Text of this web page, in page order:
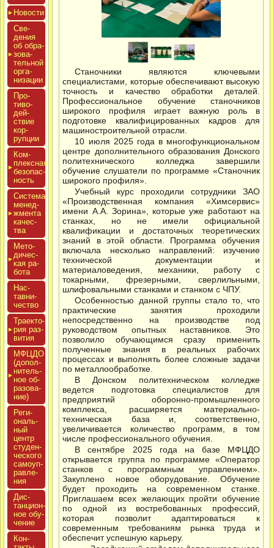
Новос­ти
Све­
дения
об об­ра­
зова­
тель­ной
ор­га­
низа­ции
Про­
тиво­
дей­
ствие
кор­
рупции
Ком­
плексная
бе­зопас­
ность
Сис­те­ма
ме­нед­
жмен­та
ка­чес­
тва
Мето­
дичес­
кая ра­
бота
Нас­
тавни­
чес­тво
Тра­ек­то­
рия раз­
ви­тия
МФЦДО
(до­пол­
ни­тель­
ное об­
ра­зова­
ние)
Реги­
ональ­
ный
центр
сту­ден­
ческо­го
са­мо­уп­
равле­
ния
Дис­
танци­он­
ное обу­
чение
Кон­
Станочники являются ключевыми
специалистами, которые обеспечивают высокую
точность и качество обработки деталей.
Профессиональное обучение станочников
широкого профиля играет важную роль в
подготовке квалифицированных кадров для
машиностроительной отрасли.
10 июля 2025 года в многофункциональном
центре дополнительного образования Донского
политехнического колледжа завершили
обучение слушатели по программе «Станочник
широкого профиля».
Учебный курс проходили сотрудники ЗАО
«Производственная компания «Химсервис»
имени А.А. Зорина», которые уже работают на
станках, но не имели официальной
квалификации и достаточных теоретических
знаний в этой области. Программа обучения
включала несколько направлений: изучение
технической документации и
материаловедения, механики, работу с
токарными, фрезерными, сверлильными,
шлифовальными станками и станком с ЧПУ.
Особенностью данной группы стало то, что
практические занятия проходили
непосредственно на производстве под
руководством опытных наставников. Это
позволило обучающимся сразу применить
полученные знания в реальных рабочих
процессах и выполнять более сложные задачи
по металлообработке.
В Донском политехническом колледже
ведется подготовка специалистов для
предприятий оборонно-промышленного
комплекса, расширяется материально-
техническая база и, соответственно,
увеличивается количество программ, в том
числе профессионального обучения.
В сентябре 2025 года на базе МФЦДО
открывается группа по программе «Оператор
станков с программным управлением».
Закуплено новое оборудование. Обучение
будет проходить на современном станке.
Приглашаем всех желающих пройти обучение
по одной из востребованных профессий,
которая позволит адаптироваться к
современным требованиям рынка труда и
обеспечит успешную карьеру.